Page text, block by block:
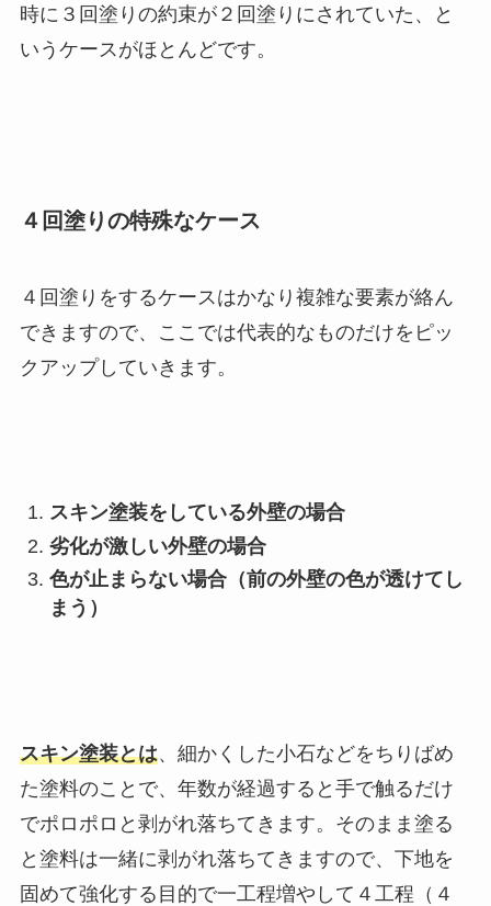
時に３回塗りの約束が２回塗りにされていた、と
いうケースがほとんどです。
４回塗りの特殊なケース
４回塗りをするケースはかなり複雑な要素が絡ん
できますので、ここでは代表的なものだけをピッ
クアップしていきます。
スキン塗装をしている外壁の場合
劣化が激しい外壁の場合
色が止まらない場合（前の外壁の色が透けてし
まう）
スキン塗装とは、細かくした小石などをちりばめ
た塗料のことで、年数が経過すると手で触るだけ
でポロポロと剥がれ落ちてきます。そのまま塗る
と塗料は一緒に剥がれ落ちてきますので、下地を
固めて強化する目的で一工程増やして４工程（４